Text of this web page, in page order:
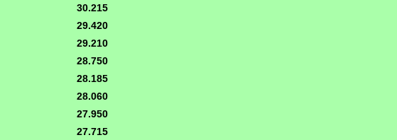
30.215
29.420
29.210
28.750
28.185
28.060
27.950
27.715